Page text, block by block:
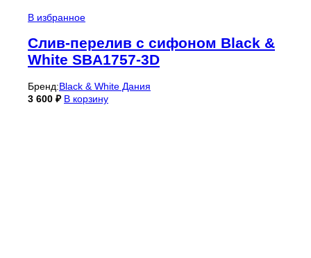
В избранное
Cлив-перелив c сифоном Black &
White SBA1757-3D
Бренд:Black & White Дания
3 600 ₽ В корзину